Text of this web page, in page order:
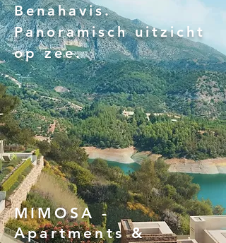
Benahavis.
Panoramisch uitzicht
op zee.
MIMOSA -
Apartments &